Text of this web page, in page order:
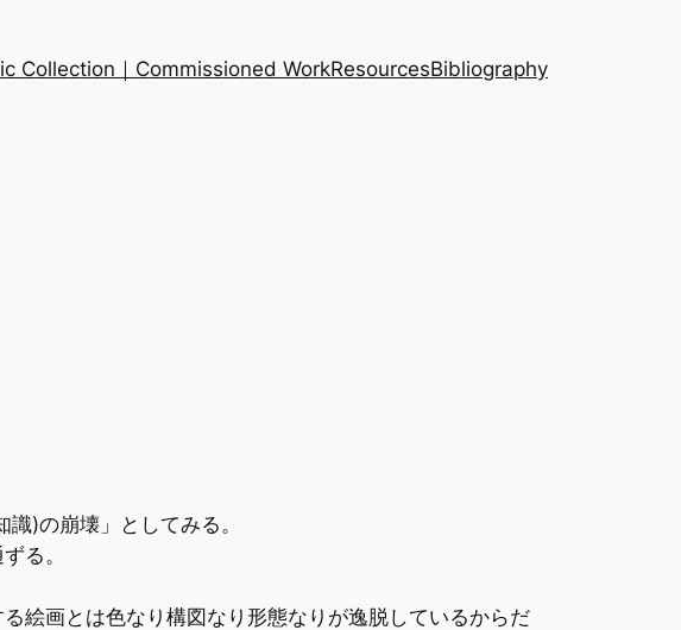
Collection｜Commissioned WorkResourcesBibliography
)の崩壊」としてみる。
る。
絵画とは色なり構図なり形態なりが逸脱しているからだ